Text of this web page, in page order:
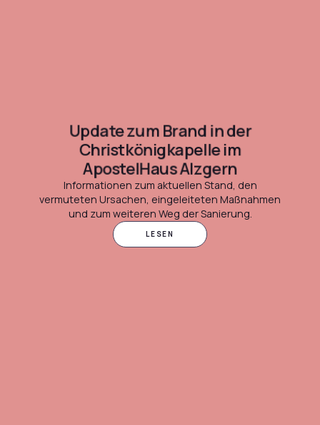
Update zum Brand in der
Christkönigkapelle im
ApostelHaus Alzgern
Informationen zum aktuellen Stand, den
vermuteten Ursachen, eingeleiteten Maßnahmen
und zum weiteren Weg der Sanierung.
LESEN